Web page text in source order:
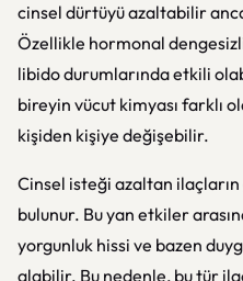
cinsel dürtüyü azaltabilir
Özellikle hormonal
libido durumlarında etkili
bireyin vücut kimyası farklı
kişiden kişiye değişebilir.
Cinsel isteği azaltan
bulunur. Bu yan etkiler
yorgunluk hissi ve bazen
alabilir. Bu nedenle, bu tür